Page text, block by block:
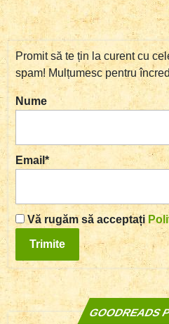
Promit să te țin la curent cu
spam! Mulțumesc pentru
Nume
Email*
Vă rugăm să acceptați
GOODREADS